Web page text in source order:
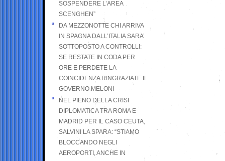
SOSPENDERE L’AREA
SCENGHEN”
DA MEZZONOTTE CHI ARRIVA
IN SPAGNA DALL’ITALIA SARA’
SOTTOPOSTO A CONTROLLI:
SE RESTATE IN CODA PER
ORE E PERDETE LA
COINCIDENZA RINGRAZIATE IL
GOVERNO MELONI
NEL PIENO DELLA CRISI
DIPLOMATICA TRA ROMA E
MADRID PER IL CASO CEUTA,
SALVINI LA SPARA: “STIAMO
BLOCCANDO NEGLI
AEROPORTI, ANCHE IN